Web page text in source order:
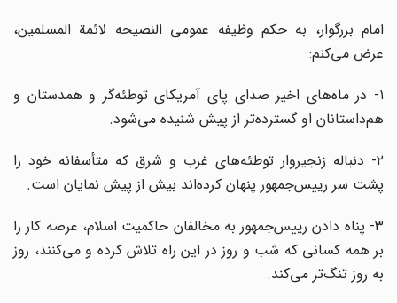
امام بزرگوار، به حکم وظیفه عمومی النصیحه لائمة المسلمین،
عرض می‌کنم:
۱- در ماه‌های اخیر صدای پای آمریکای توطئه‌گر و همدستان و
هم‌داستانان او گسترده‌تر از پیش شنیده می‌شود.
۲- دنباله زنجیروار توطئه‌های غرب و شرق که متأسفانه خود را
پشت سر رییس‌جمهور پنهان کرده‌اند بیش از پیش نمایان است.
۳- پناه دادن رییس‌جمهور به مخالفان حاکمیت اسلام، عرصه کار را
بر همه کسانی که شب و روز در این راه تلاش کرده و می‌کنند، روز
به روز تنگ‌تر می‌کند.